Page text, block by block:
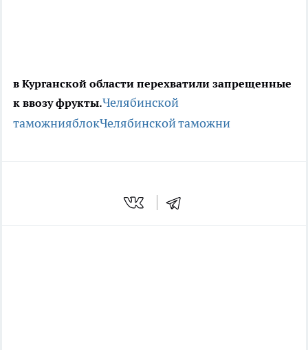
в Курганской области перехватили запрещенные
к ввозу фрукты.Челябинской
таможнияблокЧелябинской таможни